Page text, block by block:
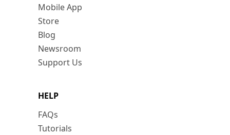
Mobile App
Store
Blog
Newsroom
Support Us
HELP
FAQs
Tutorials